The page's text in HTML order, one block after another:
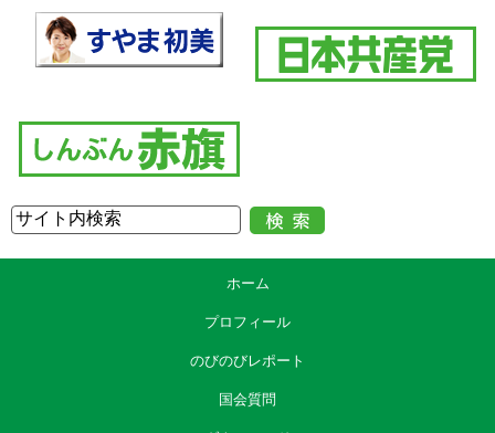
ホーム
プロフィール
のびのびレポート
国会質問